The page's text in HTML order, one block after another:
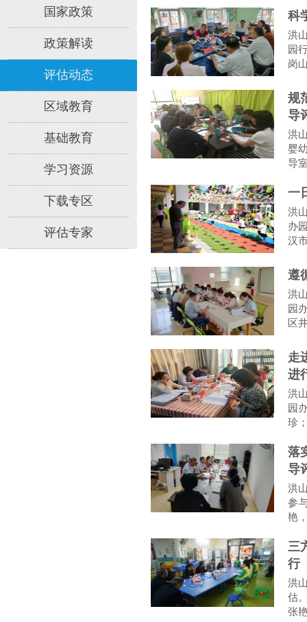
国家政策
政策解读
评估动态
区域教育
基础教育
学习资源
下载专区
评估专家
科
洪
园
岗
规
导
洪
婴
导
一
洪
办
汉
遵
洪
园
区
走
进
洪
园
珍
落
导
洪
参
艳
三
行
洪
估
张